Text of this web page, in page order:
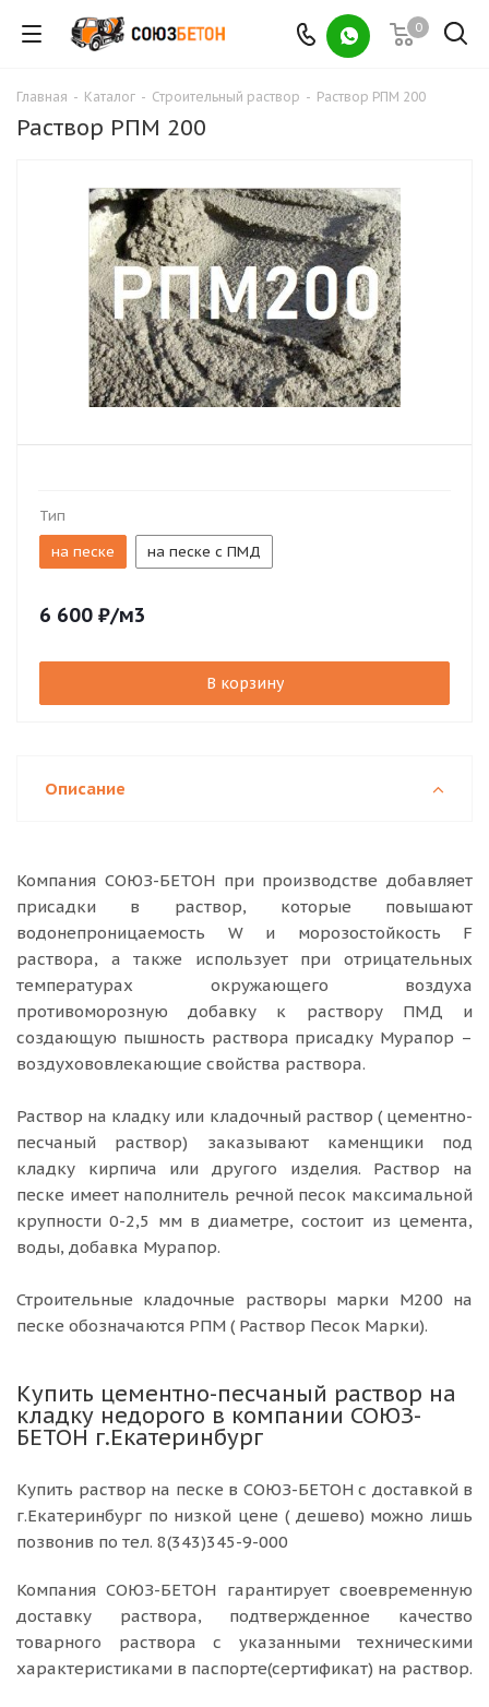
0
Главная - Каталог - Строительный раствор - Раствор РПМ 200
Раствор РПМ 200
Тип
на песке
на песке с ПМД
6 600 ₽/м3
В корзину
Описание
Компания СОЮЗ-БЕТОН при производстве добавляет
присадки в раствор, которые повышают
водонепроницаемость W и морозостойкость F
раствора, а также использует при отрицательных
температурах окружающего воздуха
противоморозную добавку к раствору ПМД и
создающую пышность раствора присадку Мурапор –
воздухововлекающие свойства раствора.
Раствор на кладку или кладочный раствор ( цементно-
песчаный раствор) заказывают каменщики под
кладку кирпича или другого изделия. Раствор на
песке имеет наполнитель речной песок максимальной
крупности 0-2,5 мм в диаметре, состоит из цемента,
воды, добавка Мурапор.
Строительные кладочные растворы марки М200 на
песке обозначаются РПМ ( Раствор Песок Марки).
Купить цементно-песчаный раствор на
кладку недорого в компании СОЮЗ-
БЕТОН г.Екатеринбург
Купить раствор на песке в СОЮЗ-БЕТОН с доставкой в
г.Екатеринбург по низкой цене ( дешево) можно лишь
позвонив по тел. 8(343)345-9-000
Компания СОЮЗ-БЕТОН гарантирует своевременную
доставку раствора, подтвержденное качество
товарного раствора с указанными техническими
характеристиками в паспорте(сертификат) на раствор.